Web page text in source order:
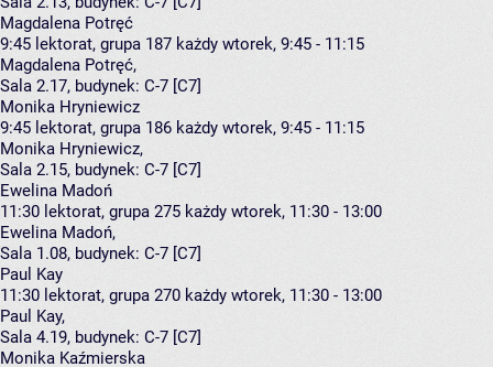
Magdalena Potręć
9:45 lektorat, grupa 187 każdy wtorek, 9:45 - 11:15
Magdalena Potręć,
Sala 2.17, budynek: C-7 [C7]
Monika Hryniewicz
9:45 lektorat, grupa 186 każdy wtorek, 9:45 - 11:15
Monika Hryniewicz,
Sala 2.15, budynek: C-7 [C7]
Ewelina Madoń
11:30 lektorat, grupa 275 każdy wtorek, 11:30 - 13:00
Ewelina Madoń,
Sala 1.08, budynek: C-7 [C7]
Paul Kay
11:30 lektorat, grupa 270 każdy wtorek, 11:30 - 13:00
Paul Kay,
Sala 4.19, budynek: C-7 [C7]
Monika Kaźmierska